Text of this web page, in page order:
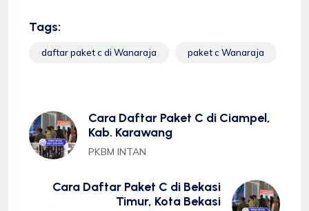
Tags:
daftar paket c di Wanaraja paket c Wanaraja
Cara Daftar Paket C di Ciampel,
Kab. Karawang
PKBM INTAN
Cara Daftar Paket C di Bekasi
Timur, Kota Bekasi